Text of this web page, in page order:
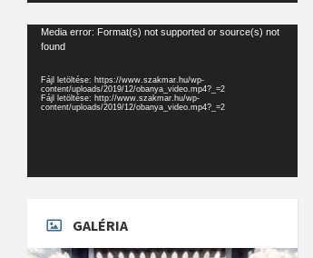
Videólejátszó
Media error: Format(s) not supported or source(s) not
found
Fájl letöltése: https://www.szakmar.hu/wp-
content/uploads/2019/12/obanya_video.mp4?_=2
Fájl letöltése: http://www.szakmar.hu/wp-
content/uploads/2019/12/obanya_video.mp4?_=2
GALÉRIA